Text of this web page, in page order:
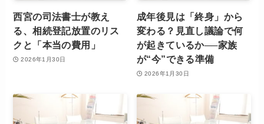
西宮の司法書士が教え
る、相続登記放置のリス
クと「本当の費用」
2026年1月30日
成年後見は「終身」から
変わる？見直し議論で何
が起きているか──家族
が“今”できる準備
2026年1月30日